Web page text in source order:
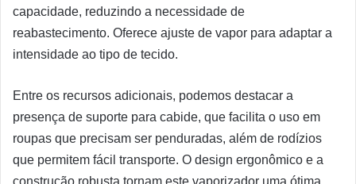
capacidade, reduzindo a necessidade de
reabastecimento. Oferece ajuste de vapor para adaptar a
intensidade ao tipo de tecido.
Entre os recursos adicionais, podemos destacar a
presença de suporte para cabide, que facilita o uso em
roupas que precisam ser penduradas, além de rodízios
que permitem fácil transporte. O design ergonômico e a